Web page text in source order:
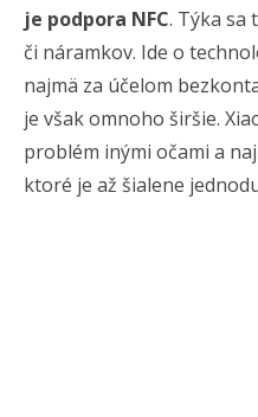
je podpora NFC. Týka sa
či náramkov. Ide o
najmä za účelom
je však omnoho širšie.
problém inými očami a
ktoré je až šialene